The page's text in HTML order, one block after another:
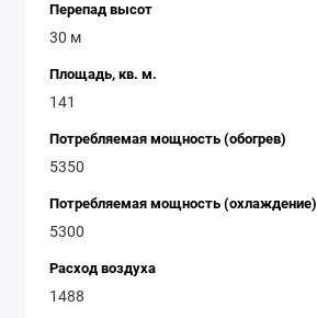
Перепад высот
30 м
Площадь, кв. м.
141
Потребляемая мощность (обогрев)
5350
Потребляемая мощность (охлаждение)
5300
Расход воздуха
1488